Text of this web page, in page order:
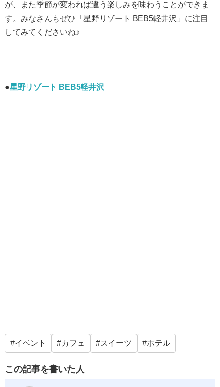
が、また季節が変われば違う楽しみを味わうことができま
す。みなさんもぜひ「星野リゾート BEB5軽井沢」に注目
してみてくださいね♪
●星野リゾート BEB5軽井沢
イベント カフェ スイーツ ホテル
この記事を書いた人